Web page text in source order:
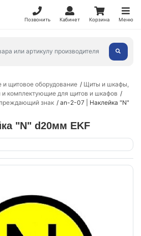
Позвонить Кабинет Корзина Меню
и щитовое оборудование
Щиты и шкафы,
и комплектующие для щитов и шкафов
знак
an-2-07 | Наклейка "N"
"N" d20мм EKF